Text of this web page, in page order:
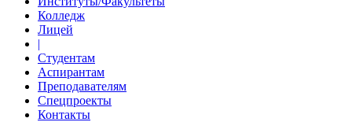
Колледж
Лицей
|
Студентам
Аспирантам
Преподавателям
Спецпроекты
Контакты